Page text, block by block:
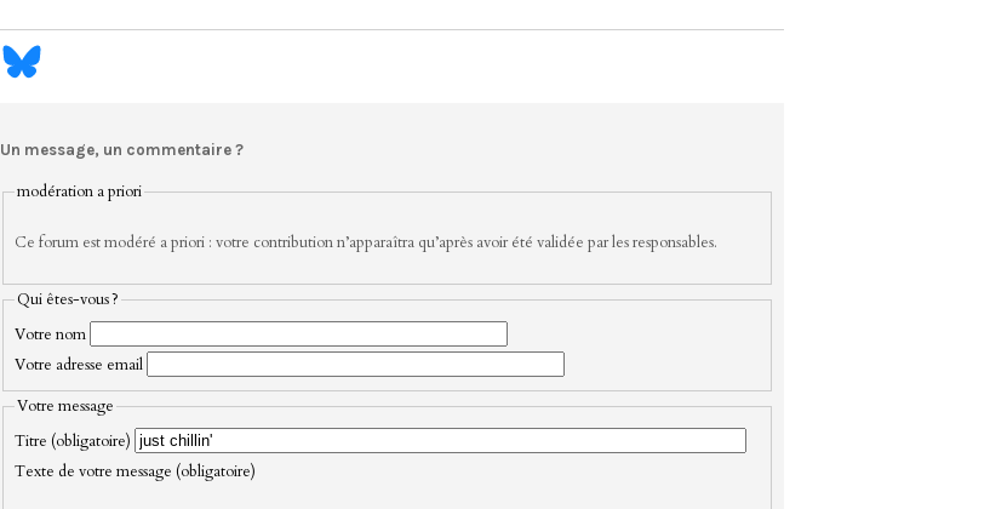
Un message, un commentaire ?
modération a priori
Ce forum est modéré a priori : votre contribution n’apparaîtra qu’après avoir été validée par les responsables.
Qui êtes-vous ?
Votre nom
Votre adresse email
Votre message
Titre (obligatoire)
Texte de votre message (obligatoire)